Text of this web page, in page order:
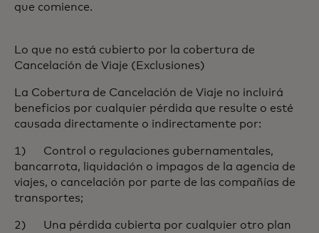
que comience.
Lo que no está cubierto por la cobertura de
Cancelación de Viaje (Exclusiones)
La Cobertura de Cancelación de Viaje no incluirá
beneficios por cualquier pérdida que resulte o esté
causada directamente o indirectamente por:
1) Control o regulaciones gubernamentales,
bancarrota, liquidación o impagos de la agencia de
viajes, o cancelación por parte de las compañías de
transportes;
2) Una pérdida cubierta por cualquier otro plan